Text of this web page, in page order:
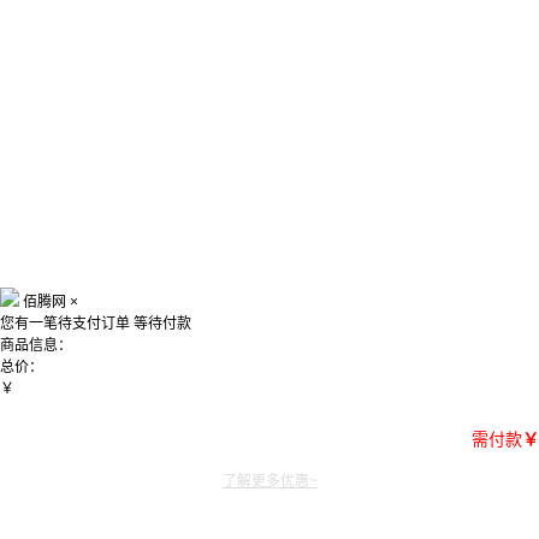
佰腾网 ×
您有一笔待支付订单 等待付款
商品信息：
总价：
￥
需付款￥
了解更多优惠~